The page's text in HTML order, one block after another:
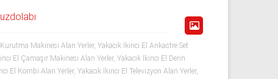
Kurutma Makinesi Alan Yerler, Yakacık İkinci El Ankastre Set
El Çamaşır Makinesi Alan Yerler, Yakacık İkinci El Derin
El Kombi Alan Yerler, Yakacık İkinci El Televizyon Alan Yerler,